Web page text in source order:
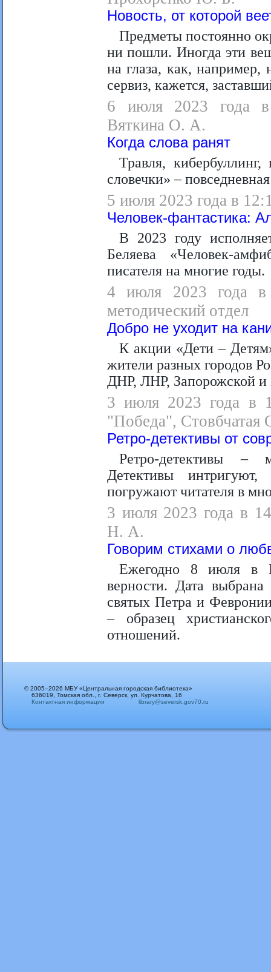
Новость, от которой
Предметы постоянно
ни пошли. Иногда эти
на глаза, как,
сервиз, кажется,
6 июля 2023 года в
Вяткина О. А.
Когда слова ранят
Травля,
словечки» –
5 июля 2023 года в
Человек-фантастика:
В 2023 году
Беляева «Человек-
писателя на многие годы.
4 июля 2023 года в
методический отдел
Добро не уходит на
К акции «Дети –
жители разных городов
ДНР, ЛНР, Запорожской и
3 июля 2023 года в
"Победа", Стовбчатая
Ретро-детективы от
Ретро-детективы –
Детективы
погружают читателя в
3 июля 2023 года в
Н. А.
Говорим стихами о
Ежегодно 8 июля в
верности. Дата
святых Петра и
– образец
отношений.
© 2005–2026 МБУ «Центральная городская библиотека»
636019, Томская обл., г. Северск, ул. Курчатова, 16
Контактная информация
library@seversk.gov70.ru